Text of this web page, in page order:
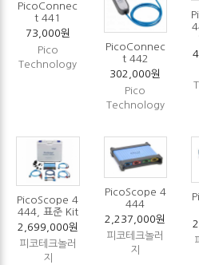
PicoConnec
t 441
73,000원
Pico
Technology
PicoConnec
t 442
302,000원
Pico
Technology
PicoScope 4
444, 표준 Kit
2,699,000원
피코테크놀러
지
PicoScope 4
444
2,237,000원
피코테크놀러
지